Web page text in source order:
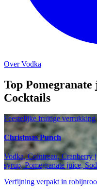
Over Vodka
Top Pomegranate
Cocktails
Feestelijke fruitige verrukking
Christmas Punch
Vodka, Cointreau, Cranberry
syrup, Pomegranate juice,
Verfijning verpakt in